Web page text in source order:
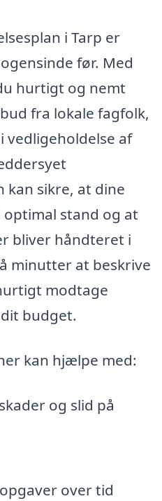
i Tarp er
før. Med
hurtigt og nemt
fra lokale fagfolk,
vedligeholdelse af
kan sikre, at dine
stand og at
bliver håndteret i
minutter at beskrive
modtage
budget.
kan hjælpe med:
og slid på
over tid